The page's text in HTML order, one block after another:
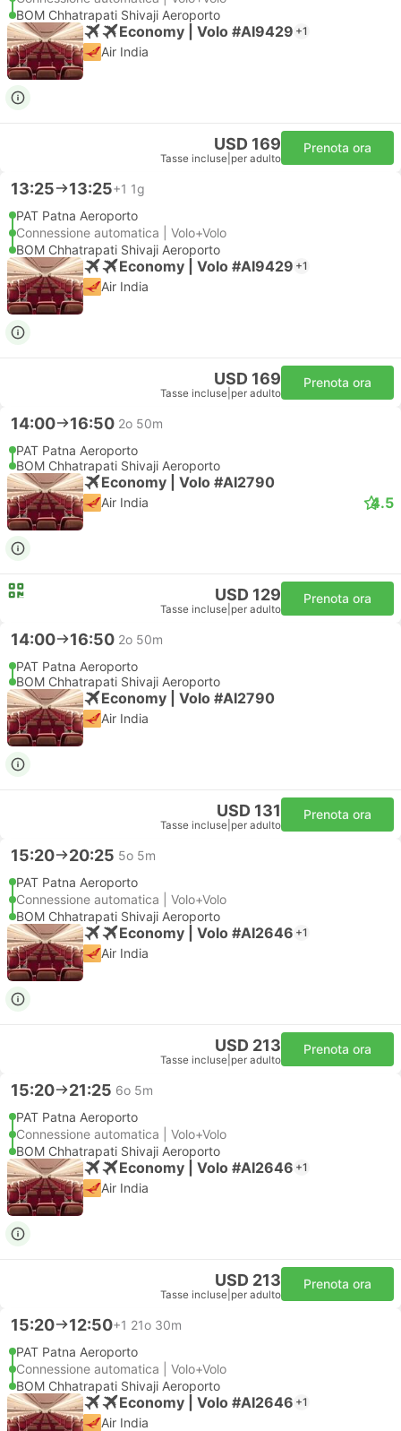
BOM Chhatrapati Shivaji Aeroporto
Economy | Volo #AI9429 +1
Air India
USD 169
Tasse incluse per adulto
Prenota ora
13:25 13:25+1 1g
PAT Patna Aeroporto
Connessione automatica | Volo+Volo
BOM Chhatrapati Shivaji Aeroporto
Economy | Volo #AI9429 +1
Air India
USD 169
Tasse incluse per adulto
Prenota ora
14:00 16:50 2o 50m
PAT Patna Aeroporto
BOM Chhatrapati Shivaji Aeroporto
Economy | Volo #AI2790
Air India 4.5
USD 129
Tasse incluse per adulto
Prenota ora
14:00 16:50 2o 50m
PAT Patna Aeroporto
BOM Chhatrapati Shivaji Aeroporto
Economy | Volo #AI2790
Air India
USD 131
Tasse incluse per adulto
Prenota ora
15:20 20:25 5o 5m
PAT Patna Aeroporto
Connessione automatica | Volo+Volo
BOM Chhatrapati Shivaji Aeroporto
Economy | Volo #AI2646 +1
Air India
USD 213
Tasse incluse per adulto
Prenota ora
15:20 21:25 6o 5m
PAT Patna Aeroporto
Connessione automatica | Volo+Volo
BOM Chhatrapati Shivaji Aeroporto
Economy | Volo #AI2646 +1
Air India
USD 213
Tasse incluse per adulto
Prenota ora
15:20 12:50+1 21o 30m
PAT Patna Aeroporto
Connessione automatica | Volo+Volo
BOM Chhatrapati Shivaji Aeroporto
Economy | Volo #AI2646 +1
Air India